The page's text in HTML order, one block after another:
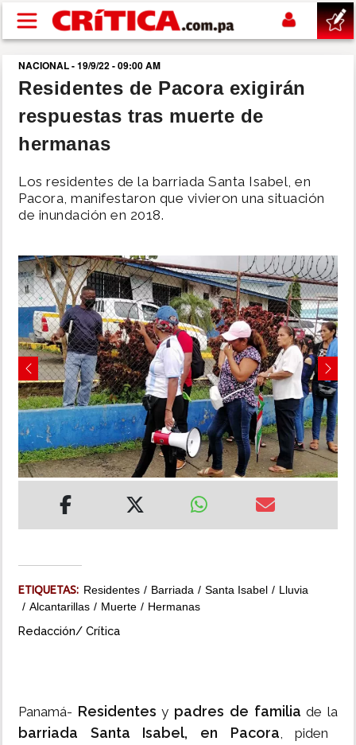
Pasar al contenido principal
buscar
SUCESOS
POLÍTICA
DEPORTES
MUNDO
INSÓLITAS
MULTIMEDIA
IMPRESO
NACIONAL - 19/9/22 - 09:00 AM
Residentes de Pacora exigirán
respuestas tras muerte de
hermanas
Los residentes de la barriada Santa Isabel, en
Pacora, manifestaron que vivieron una situación
de inundación en 2018.
Previous Next
ETIQUETAS: Residentes Barriada Santa Isabel
Lluvia
Alcantarillas
Muerte Hermanas
Redacción/ Crítica
Panamá- Residentes y padres de familiade la
barriada Santa Isabel, en Pacora, piden